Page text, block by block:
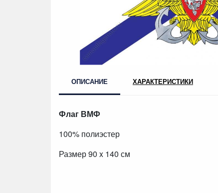
ОПИСАНИЕ ХАРАКТЕРИСТИКИ
Флаг ВМФ
100% полиэстер
Размер 90 x 140 см